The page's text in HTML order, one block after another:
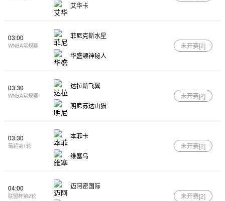
艾华卡
03:00
WNBA常规赛
菲尼克斯水星
华盛顿神秘人
未开赛[2]
03:30
WNBA常规赛
达拉斯飞翼
明尼苏达山猫
未开赛[2]
03:30
葡超第1轮
本菲卡
维塞乌
未开赛[2]
04:00
联盟杯第2轮
迈阿密国际
未开赛[2]